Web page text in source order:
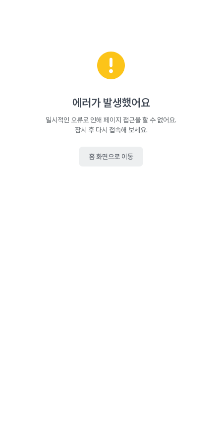
에러가 발생했어요
일시적인 오류로 인해 페이지 접근을 할 수 없어요.
잠시 후 다시 접속해 보세요.
홈 화면으로 이동